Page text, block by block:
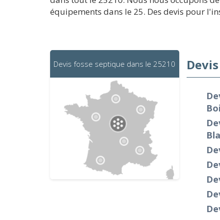
équipements dans le 25. Des devis pour
Devis fosse septique dans le 25210